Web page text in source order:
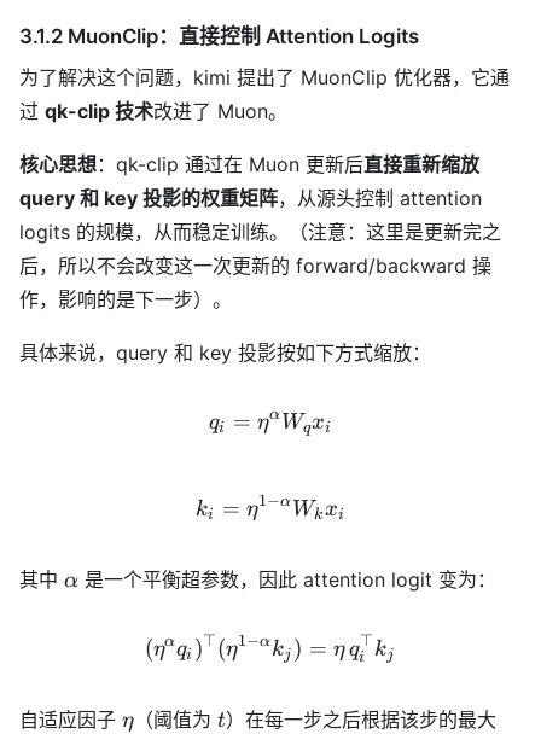
3.1.2 MuonClip：直接控制 Attention Logits
为了解决这个问题，kimi 提出了 MuonClip 优化器，它通
过 qk-clip 技术改进了 Muon。
核心思想：qk-clip 通过在 Muon 更新后直接重新缩放
query 和 key 投影的权重矩阵，从源头控制 attention
logits 的规模，从而稳定训练。（注意：这里是更新完之
后，所以不会改变这一次更新的 forward/backward 操
作，影响的是下一步）。
具体来说，query 和 key 投影按如下方式缩放：
q_i = \eta^{\alpha} W_q
qi = ηα Wqxi
k_i = \eta^{1-\alpha}
ki = η1−α Wkxi
其中 \alpha
α 是一个平衡超参数，因此 attention logit 变为：
(\eta^{\alpha} q_i)^\top
(ηαqi )⊤(η1−αkj ) = η qi
⊤kj
自适应因子 \eta
η（阈值为 t
t）在每一步之后根据该步的最大